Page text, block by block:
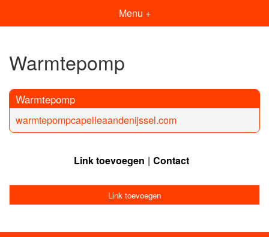
Menu +
Warmtepomp
Warmtepomp
warmtepompcapelleaandenijssel.com
Link toevoegen Contact
Link toevoegen